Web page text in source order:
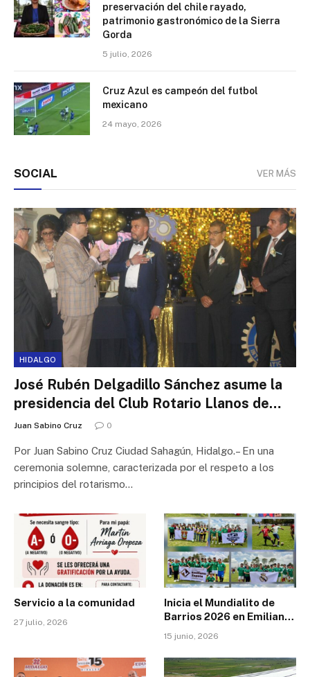
preservación del chile rayado,
patrimonio gastronómico de la Sierra
Gorda
5 julio, 2026
Cruz Azul es campeón del futbol
mexicano
24 mayo, 2026
SOCIAL VER MÁS
HIDALGO
José Rubén Delgadillo Sánchez asume la
presidencia del Club Rotario Llanos de
Apan
Juan Sabino Cruz 0
Por Juan Sabino Cruz Ciudad Sahagún, Hidalgo.– En una
ceremonia solemne, caracterizada por el respeto a los
principios del rotarismo…
Servicio a la comunidad
27 julio, 2026
Inicia el Mundialito de
Barrios 2026 en Emiliano
15 junio, 2026